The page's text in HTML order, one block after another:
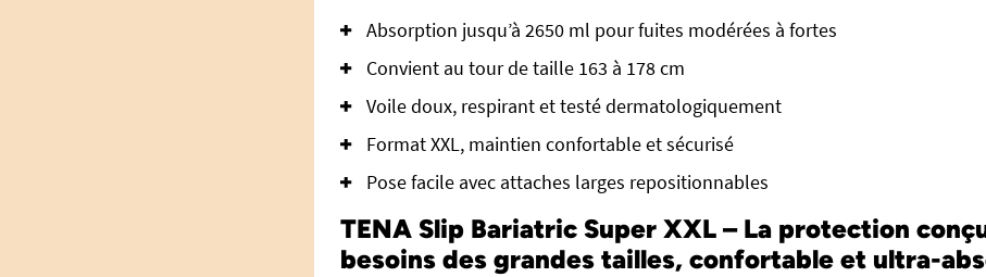
Absorption jusqu’à 2650 ml pour fuites modérées à fortes
Convient au tour de taille 163 à 178 cm
Voile doux, respirant et testé dermatologiquement
Format XXL, maintien confortable et sécurisé
Pose facile avec attaches larges repositionnables
TENA Slip Bariatric Super XXL – La protection
besoins des grandes tailles, confortable et ultra-